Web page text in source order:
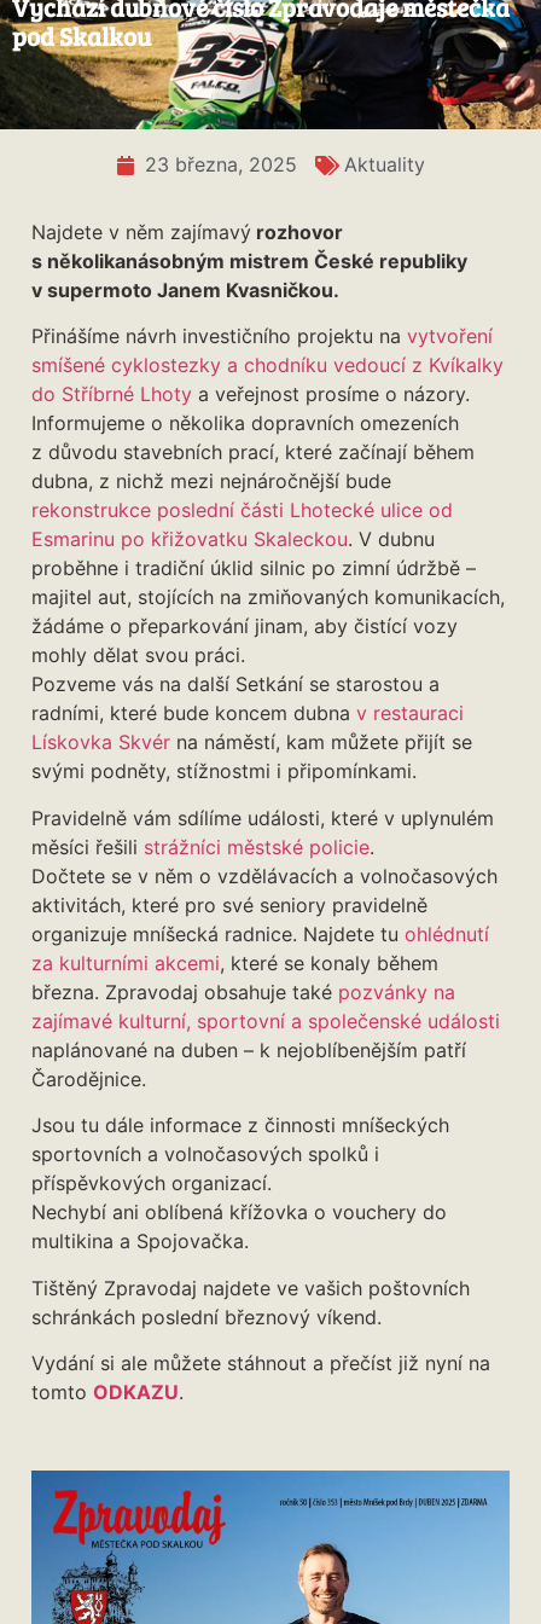
Vychází dubnové číslo Zpravodaje městečka
pod Skalkou
23 března, 2025 Aktuality
Najdete v něm zajímavý rozhovor
s několikanásobným mistrem České republiky
v supermoto Janem Kvasničkou.
Přinášíme návrh investičního projektu na vytvoření
smíšené cyklostezky a chodníku vedoucí z Kvíkalky
do Stříbrné Lhoty a veřejnost prosíme o názory.
Informujeme o několika dopravních omezeních
z důvodu stavebních prací, které začínají během
dubna, z nichž mezi nejnáročnější bude
rekonstrukce poslední části Lhotecké ulice od
Esmarinu po křižovatku Skaleckou. V dubnu
proběhne i tradiční úklid silnic po zimní údržbě –
majitel aut, stojících na zmiňovaných komunikacích,
žádáme o přeparkování jinam, aby čistící vozy
mohly dělat svou práci.
Pozveme vás na další Setkání se starostou a
radními, které bude koncem dubna v restauraci
Lískovka Skvér na náměstí, kam můžete přijít se
svými podněty, stížnostmi i připomínkami.
Pravidelně vám sdílíme události, které v uplynulém
měsíci řešili strážníci městské policie.
Dočtete se v něm o vzdělávacích a volnočasových
aktivitách, které pro své seniory pravidelně
organizuje mníšecká radnice. Najdete tu ohlédnutí
za kulturními akcemi, které se konaly během
března. Zpravodaj obsahuje také pozvánky na
zajímavé kulturní, sportovní a společenské události
naplánované na duben – k nejoblíbenějším patří
Čarodějnice.
Jsou tu dále informace z činnosti mníšeckých
sportovních a volnočasových spolků i
příspěvkových organizací.
Nechybí ani oblíbená křížovka o vouchery do
multikina a Spojovačka.
Tištěný Zpravodaj najdete ve vašich poštovních
schránkách poslední březnový víkend.
Vydání si ale můžete stáhnout a přečíst již nyní na
tomto ODKAZU.